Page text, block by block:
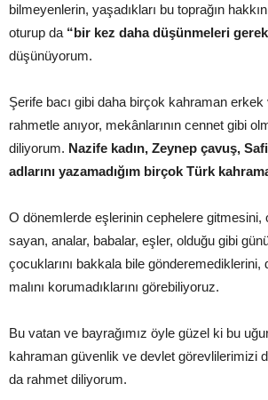
bilmeyenlerin, yaşadıkları bu toprağın
oturup da “bir kez daha düşünmeleri
düşünüyorum.
Şerife bacı gibi daha birçok kahraman
rahmetle anıyor, mekânlarının cennet gibi
diliyorum. Nazife kadın, Zeynep çavuş,
adlarını yazamadığım birçok Türk
O dönemlerde eşlerinin cephelere gitmesini,
sayan, analar, babalar, eşler, olduğu gibi
çocuklarını bakkala bile gönderemediklerini,
malını korumadıklarını görebiliyoruz.
Bu vatan ve bayrağımız öyle güzel ki bu
kahraman güvenlik ve devlet görevlilerimizi
da rahmet diliyorum.